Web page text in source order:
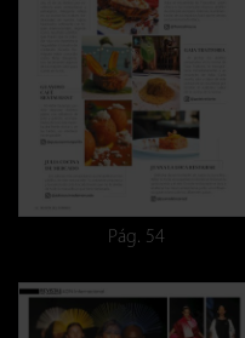
Pág. 54